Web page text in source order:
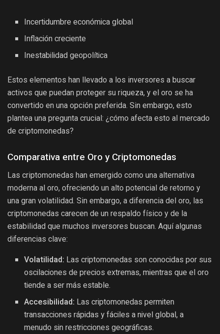
Incertidumbre económica global
Inflación creciente
Inestabilidad geopolítica
Estos elementos han llevado a los inversores a buscar
activos que puedan proteger su riqueza, y el oro se ha
convertido en una opción preferida. Sin embargo, esto
plantea una pregunta crucial: ¿cómo afecta esto al mercado
de criptomonedas?
Comparativa entre Oro y Criptomonedas
Las criptomonedas han emergido como una alternativa
moderna al oro, ofreciendo un alto potencial de retorno y
una gran volatilidad. Sin embargo, a diferencia del oro, las
criptomonedas carecen de un respaldo físico y de la
estabilidad que muchos inversores buscan. Aquí algunas
diferencias clave:
Volatilidad: Las criptomonedas son conocidas por sus
oscilaciones de precios extremas, mientras que el oro
tiende a ser más estable.
Accesibilidad: Las criptomonedas permiten
transacciones rápidas y fáciles a nivel global, a
menudo sin restricciones geográficas.